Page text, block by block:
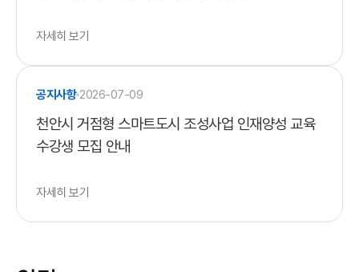
자세히 보기
공지사항 2026-07-09
천안시 거점형 스마트도시 조성사업 인재양성 교육
수강생 모집 안내
자세히 보기